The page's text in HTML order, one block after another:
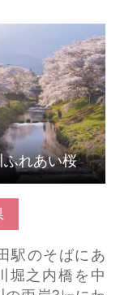
駅のそばにあ
堀之内橋を中
れあい桜 の詳
ふれあい桜